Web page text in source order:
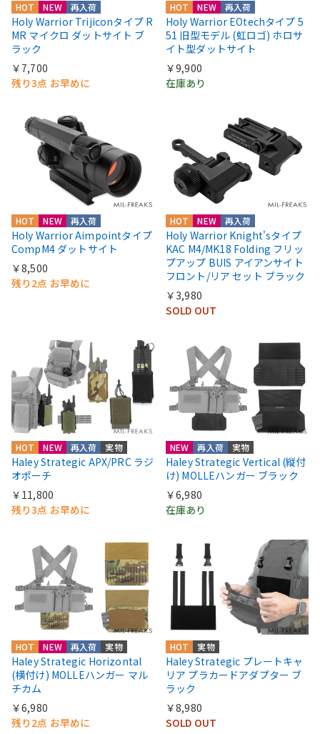
HOT NEW 再入荷
Holy Warrior Trijiconタイプ R
MR マイクロ ダットサイト ブ
ラック
￥7,700
残り3点 お早めに
HOT NEW 再入荷
Holy Warrior EOtechタイプ 5
51 旧型モデル (虹ロゴ) ホロサ
イト型ダットサイト
￥9,900
在庫あり
HOT NEW 再入荷
Holy Warrior Aimpointタイプ
CompM4 ダットサイト
￥8,500
残り2点 お早めに
HOT NEW 再入荷
Holy Warrior Knight'sタイプ
KAC M4/MK18 Folding フリッ
プアップ BUIS アイアンサイト
フロント/リア セット ブラック
￥3,980
SOLD OUT
HOT NEW 再入荷 実物
Haley Strategic APX/PRC ラジ
オポーチ
￥11,800
残り3点 お早めに
NEW 再入荷 実物
Haley Strategic Vertical (縦付
け) MOLLEハンガー ブラック
￥6,980
在庫あり
HOT NEW 再入荷 実物
Haley Strategic Horizontal
(横付け) MOLLEハンガー マル
チカム
￥6,980
残り2点 お早めに
HOT 実物
Haley Strategic プレートキャ
リア プラカードアダプター ブ
ラック
￥8,980
SOLD OUT